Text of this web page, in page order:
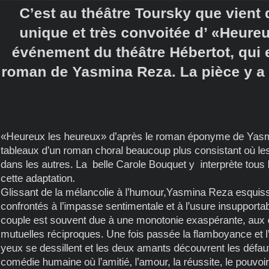
C’est au théâtre Toursky que
unique et très convoitée d’
événement du théâtre Hébertot, qui
roman de Yasmina Reza. La pièce y
«Heureux les heureux» d’après le roman éponyme de
tableaux d’un roman choral beaucoup plus consistant où
dans les autres. La belle Carole Bouquet y interprète
cette adaptation.
Glissant de la mélancolie à l’humour,Yasmina Reza
confrontés à l’impasse sentimentale et à l’usure
couple est souvent due à une monotonie exaspérante,
mutuelles réciproques. Une fois passée la flamboyance et
yeux se dessillent et les deux amants découvrent les
comédie humaine où l’amitié, l’amour, la réussite, le